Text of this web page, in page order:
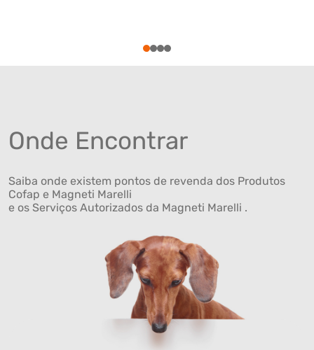
1234
Onde Encontrar
Saiba onde existem pontos de revenda dos Produtos
Cofap e Magneti Marelli
e os Serviços Autorizados da Magneti Marelli .